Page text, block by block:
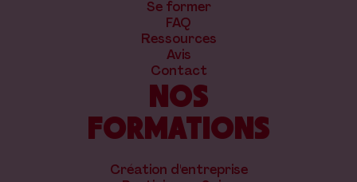
Se former
FAQ
Ressources
Avis
Contact
NOS
FORMATIONS
Création d'entreprise